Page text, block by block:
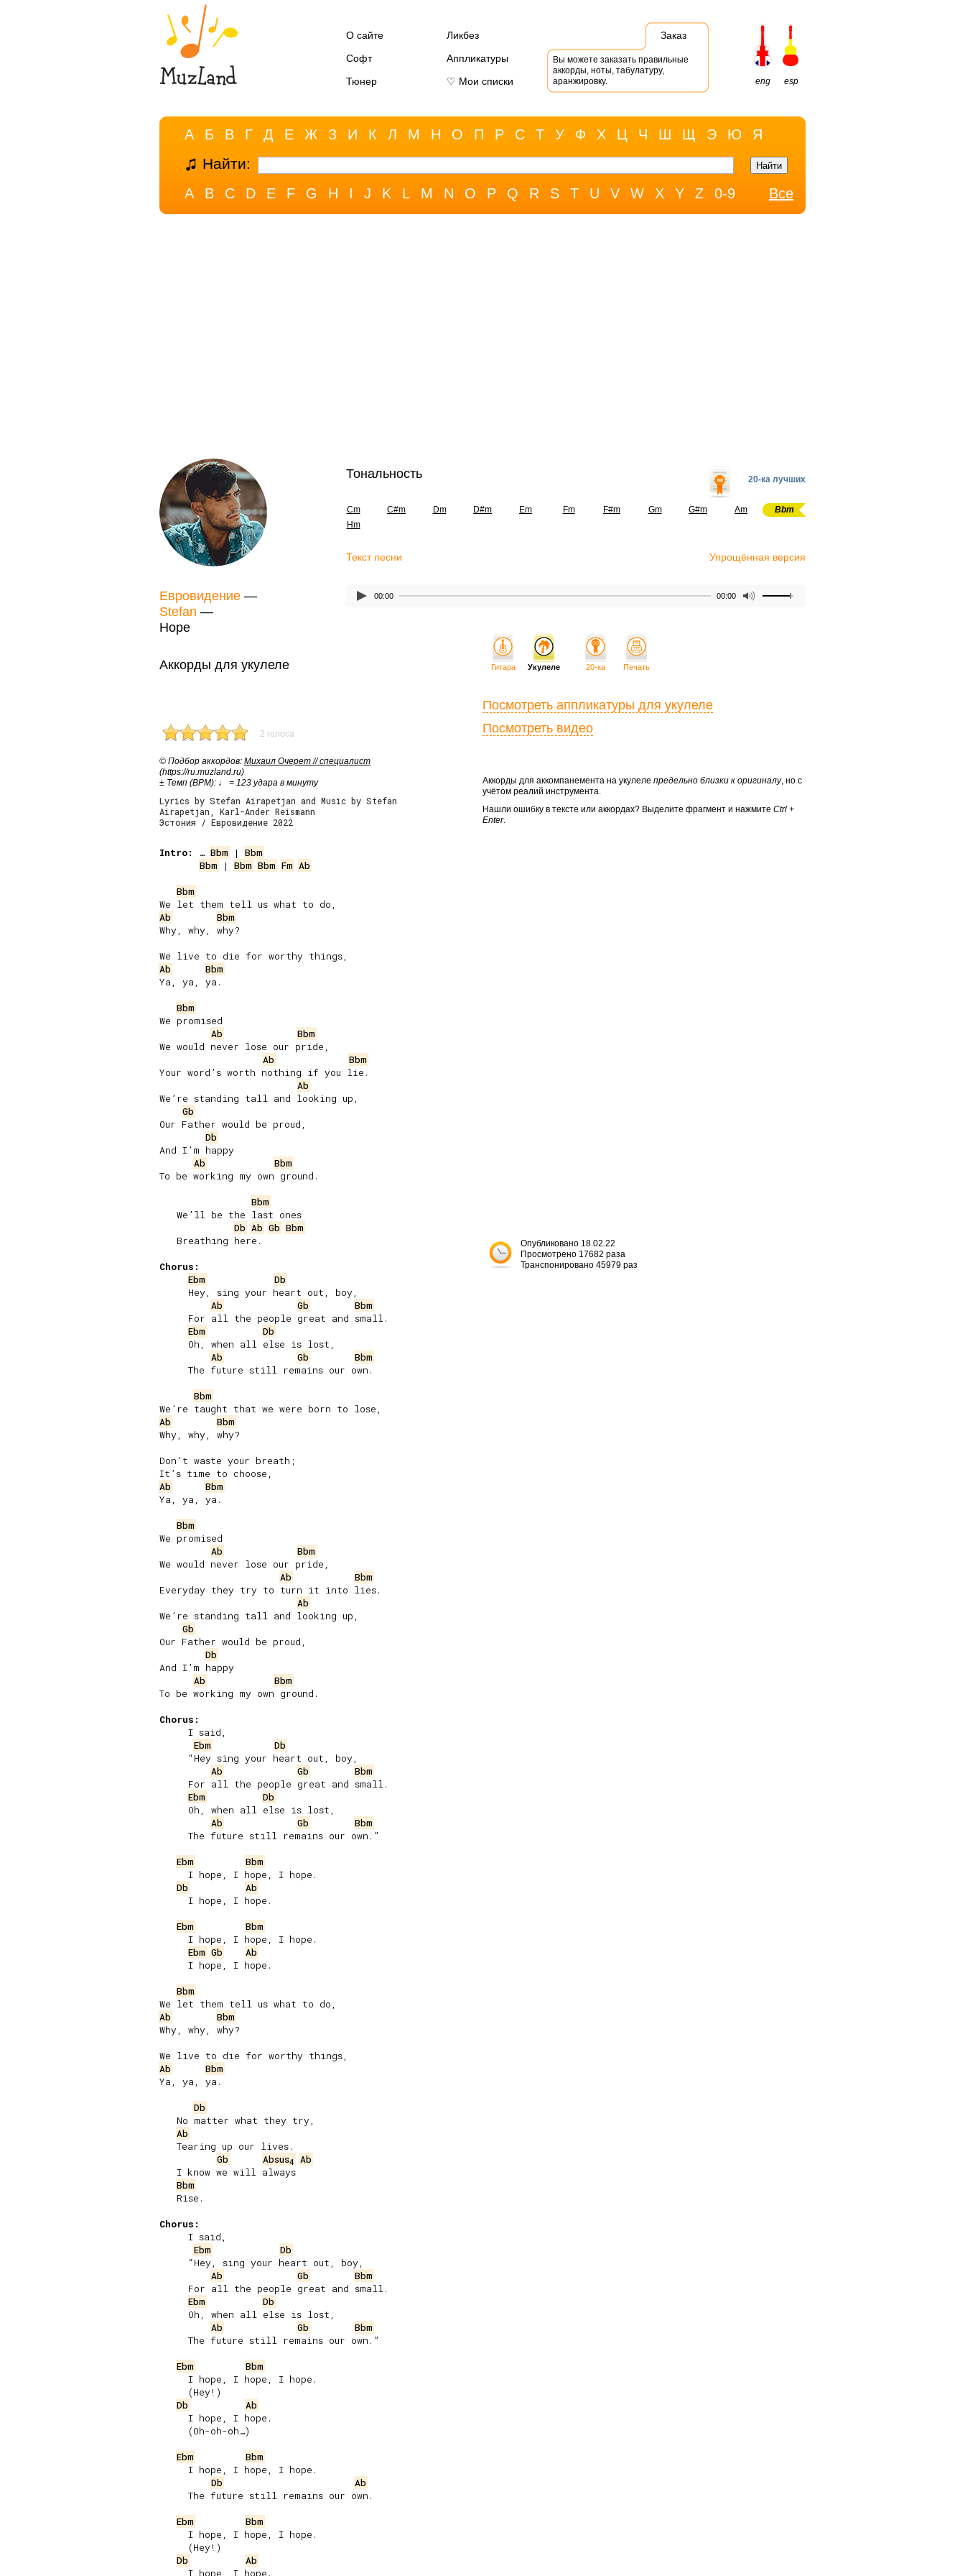
О сайте
Ликбез
Софт
Аппликатуры
Тюнер
♡ Мои списки
Заказ
Вы можете заказать правильные
аккорды, ноты, табулатуру,
аранжировку.
eng esp
А Б В Г Д Е Ж З И К Л М Н О П Р С Т У Ф Х Ц Ч Ш Щ Э Ю Я
Найти:
A B C D E F G H I J K L M N O P Q R S T U V W X Y Z 0-9 Все
Евровидение —
Stefan —
Hope
Тональность 20-ка лучших
Cm C#m Dm D#m Em Fm F#m Gm G#m Am
Bbm
Hm
Текст песни Упрощённая версия
00:00 00:00
Аккорды для укулеле
2 голоса
© Подбор аккордов: Михаил Очерет // специалист
(https://ru.muzland.ru)
± Темп (BPM): ♩ = 123 удара в минуту
Lyrics by Stefan Airapetjan and Music by Stefan
Airapetjan, Karl-Ander Reismann
Эстония / Евровидение 2022
Intro: … Bbm | Bbm
Bbm | Bbm Bbm Fm Ab
Bbm
Ab
Bbm
Why, why, why?
Ab
Bbm
Ya, ya, ya.
Bbm
We promised
Ab
Bbm
We would never lose our pride,
Ab
Bbm
Your word’s worth nothing if you lie.
Ab
We’re standing tall and looking up,
Gb
Our Father would be proud,
Db
And I’m happy
Ab
Bbm
To be working my own ground.
Bbm
   We’ll be the last ones
Db Ab Gb Bbm
   Breathing here.
Chorus:
Ebm
Db
     Hey, sing your heart out, boy,
Ab
Gb
Bbm
     For all the people great and small.
Ebm
Db
     Oh, when all else is lost,
Ab
Gb
Bbm
     The future still remains our own.
Bbm
Ab
Bbm
Why, why, why?
Don’t waste your breath;
Ab
Bbm
Ya, ya, ya.
Bbm
We promised
Ab
Bbm
We would never lose our pride,
Ab
Bbm
Everyday they try to turn it into lies.
Ab
We’re standing tall and looking up,
Gb
Our Father would be proud,
Db
And I’m happy
Ab
Bbm
To be working my own ground.
Chorus:
     I said,
Ebm
Db
     “Hey sing your heart out, boy,
Ab
Gb
Bbm
     For all the people great and small.
Ebm
Db
     Oh, when all else is lost,
Ab
Gb
Bbm
     The future still remains our own.”
Ebm
Bbm
     I hope, I hope, I hope.
Db
Ab
     I hope, I hope.
Ebm
Bbm
     I hope, I hope, I hope.
Ebm Gb
Ab
     I hope, I hope.
Bbm
Ab
Bbm
Why, why, why?
Ab
Bbm
Ya, ya, ya.
Db
   No matter what they try,
Ab
   Tearing up our lives.
Gb
Absus4 Ab
   I know we will always
Bbm
   Rise.
Chorus:
     I said,
Ebm
Db
     “Hey, sing your heart out, boy,
Ab
Gb
Bbm
     For all the people great and small.
Ebm
Db
     Oh, when all else is lost,
Ab
Gb
Bbm
     The future still remains our own.”
Ebm
Bbm
     I hope, I hope, I hope.
     (Hey!)
Db
Ab
     I hope, I hope.
     (Oh-oh-oh…)
Ebm
Bbm
     I hope, I hope, I hope.
Db
Ab
     The future still remains our own.
Ebm
Bbm
     I hope, I hope, I hope.
     (Hey!)
Db
Ab
     I hope, I hope.
Гитара Укулеле 20-ка Печать
Посмотреть аппликатуры для укулеле
Посмотреть видео
Аккорды для аккомпанемента на укулеле предельно близки к оригиналу, но с
учётом реалий инструмента.
Нашли ошибку в тексте или аккордах? Выделите фрагмент и нажмите Ctrl +
Enter.
Опубликовано 18.02.22
Просмотрено 17682 раза
Транспонировано 45979 раз